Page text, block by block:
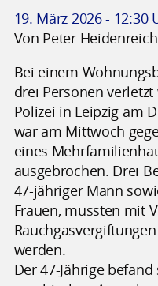
19. März 2026 - 12:30
Von Peter
Bei einem
drei Personen
Polizei in Leipzig am
war am Mittwoch
eines
ausgebrochen. Drei
47-jähriger Mann
Frauen, mussten mit
werden.
Der 47-Jährige